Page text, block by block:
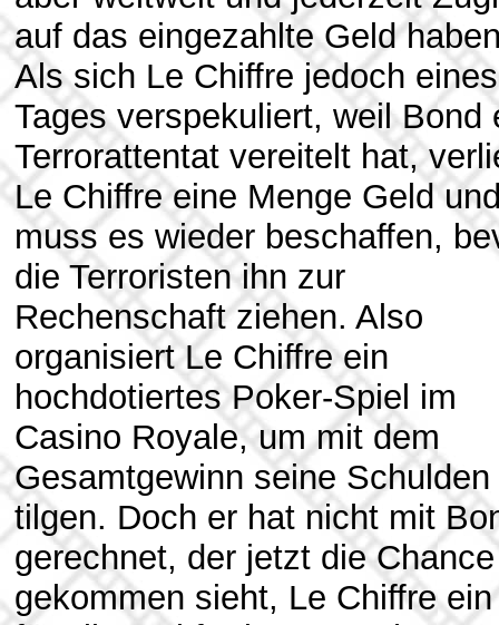
auf das eingezahlte Geld
Als sich Le Chiffre jedoch eines
Tages verspekuliert, weil Bond
Terrorattentat vereitelt hat,
Le Chiffre eine Menge Geld
muss es wieder beschaffen,
die Terroristen ihn zur
Rechenschaft ziehen. Also
organisiert Le Chiffre ein
hochdotiertes Poker-Spiel im
Casino Royale, um mit dem
Gesamtgewinn seine Schulden
tilgen. Doch er hat nicht mit
gerechnet, der jetzt die Chance
gekommen sieht, Le Chiffre ein